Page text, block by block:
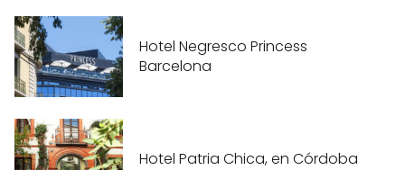
Hotel Negresco Princess
Barcelona
Hotel Patria Chica, en Córdoba